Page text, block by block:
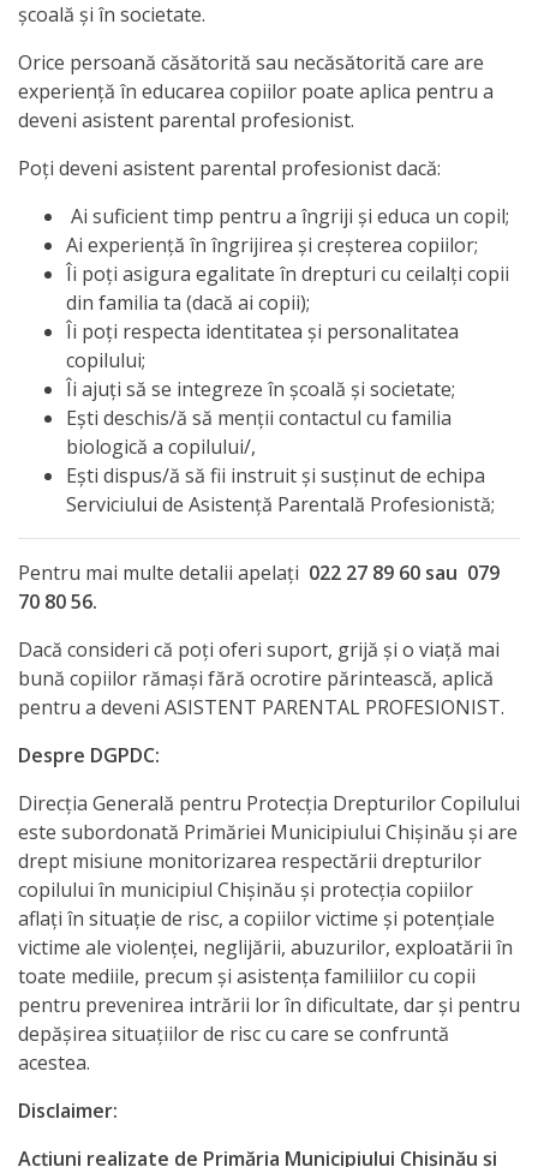
școală și în societate.
Orice persoană căsătorită sau necăsătorită care are
experiență în educarea copiilor poate aplica pentru a
deveni asistent parental profesionist.
Poți deveni asistent parental profesionist dacă:
Ai suficient timp pentru a îngriji și educa un copil;
Ai experiență în îngrijirea și creșterea copiilor;
Îi poți asigura egalitate în drepturi cu ceilalți copii
din familia ta (dacă ai copii);
Îi poți respecta identitatea și personalitatea
copilului;
Îi ajuți să se integreze în școală și societate;
Ești deschis/ă să menții contactul cu familia
biologică a copilului/,
Ești dispus/ă să fii instruit și susținut de echipa
Serviciului de Asistență Parentală Profesionistă;
Pentru mai multe detalii apelați 022 27 89 60 sau 079
70 80 56.
Dacă consideri că poți oferi suport, grijă și o viață mai
bună copiilor rămași fără ocrotire părintească, aplică
pentru a deveni ASISTENT PARENTAL PROFESIONIST.
Despre DGPDC:
Direcția Generală pentru Protecția Drepturilor Copilului
este subordonată Primăriei Municipiului Chișinău și are
drept misiune monitorizarea respectării drepturilor
copilului în municipiul Chișinău și protecția copiilor
aflați în situație de risc, a copiilor victime și potențiale
victime ale violenței, neglijării, abuzurilor, exploatării în
toate mediile, precum și asistența familiilor cu copii
pentru prevenirea intrării lor în dificultate, dar și pentru
depășirea situațiilor de risc cu care se confruntă
acestea.
Disclaimer:
Acțiuni realizate de Primăria Municipiului Chișinău și